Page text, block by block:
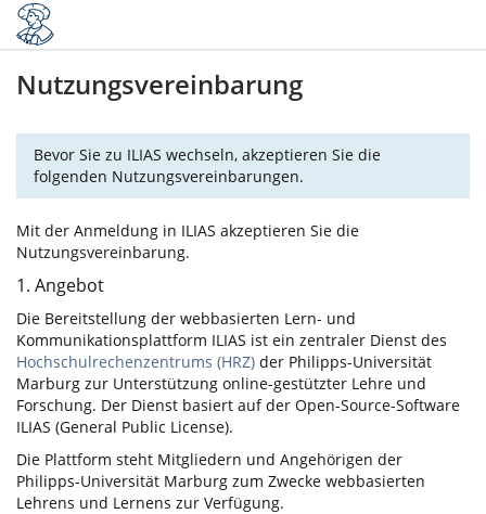
Nutzungsvereinbarung
Bevor Sie zu ILIAS wechseln, akzeptieren Sie die
folgenden Nutzungsvereinbarungen.
Mit der Anmeldung in ILIAS akzeptieren Sie die
Nutzungsvereinbarung.
1. Angebot
Die Bereitstellung der webbasierten Lern- und
Kommunikationsplattform ILIAS ist ein zentraler Dienst des
Hochschulrechenzentrums (HRZ) der Philipps-Universität
Marburg zur Unterstützung online-gestützter Lehre und
Forschung. Der Dienst basiert auf der Open-Source-Software
ILIAS (General Public License).
Die Plattform steht Mitgliedern und Angehörigen der
Philipps-Universität Marburg zum Zwecke webbasierten
Lehrens und Lernens zur Verfügung.